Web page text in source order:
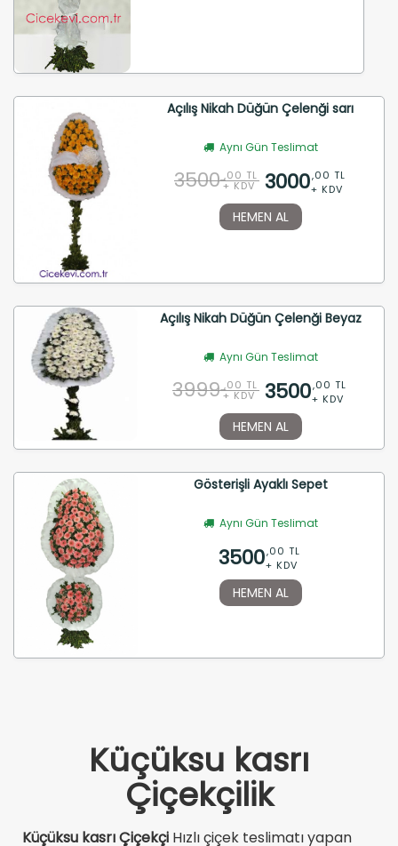
Açılış Nikah Düğün Çelenği sarı
Aynı Gün Teslimat
3500 ,00 TL
+ KDV 3000,00 TL
+ KDV
HEMEN AL
Açılış Nikah Düğün Çelenği Beyaz
Aynı Gün Teslimat
3999 ,00 TL
+ KDV 3500,00 TL
+ KDV
HEMEN AL
Gösterişli Ayaklı Sepet
Aynı Gün Teslimat
3500,00 TL
+ KDV
HEMEN AL
Küçüksu kasrı
Çiçekçilik
Küçüksu kasrı Çiçekçi Hızlı çiçek teslimatı yapan